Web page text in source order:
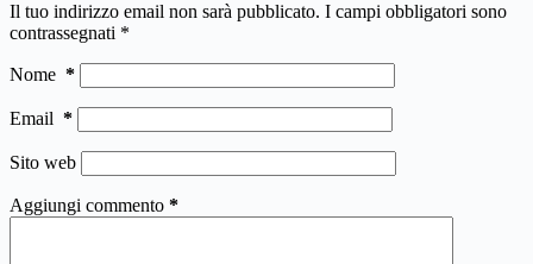
Il tuo indirizzo email non sarà pubblicato. I campi obbligatori sono
contrassegnati *
Nome *
Email *
Sito web
Aggiungi commento *